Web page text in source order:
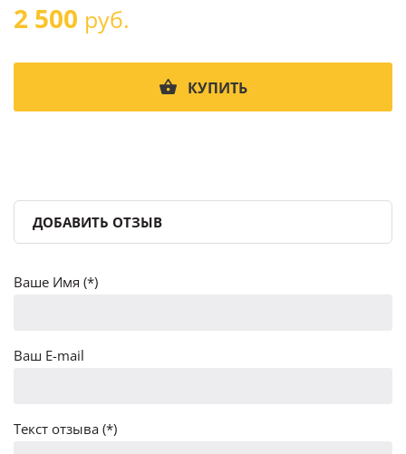
2 500 руб.
КУПИТЬ
ДОБАВИТЬ ОТЗЫВ
Ваше Имя (*)
Ваш E-mail
Текст отзыва (*)